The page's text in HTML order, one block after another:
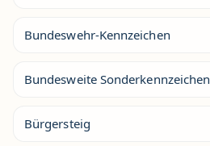
Bundeswehr-Kennzeichen
Bundesweite Sonderkennzeichen
Bürgersteig